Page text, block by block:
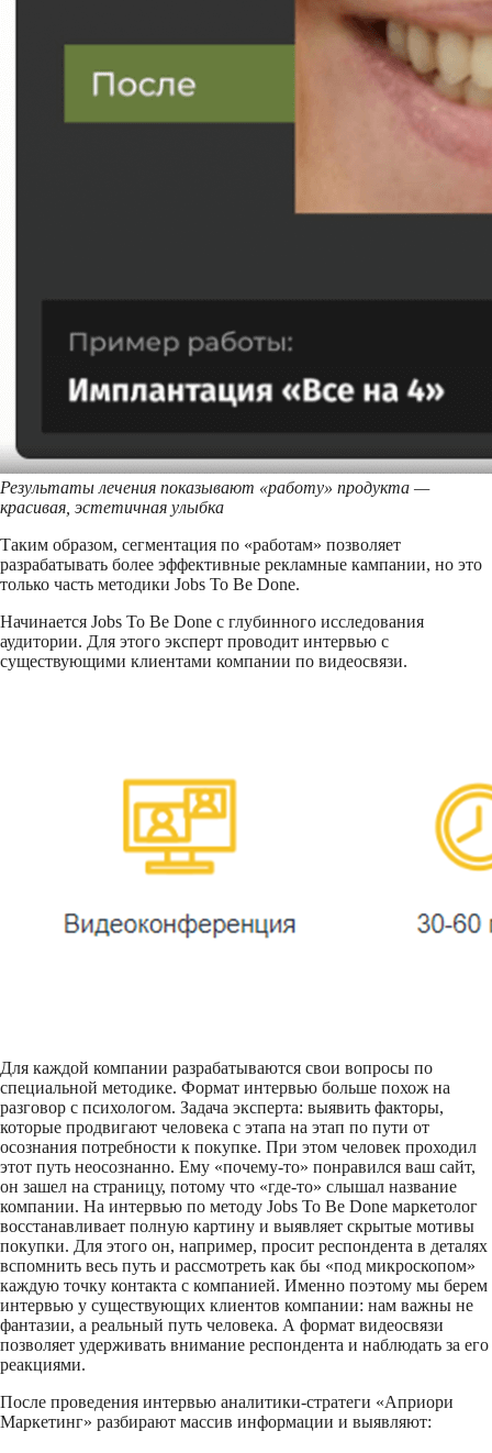
Результаты лечения показывают «работу» продукта —
красивая, эстетичная улыбка
Таким образом, сегментация по «работам» позволяет
разрабатывать более эффективные рекламные кампании, но это
только часть методики Jobs To Be Done.
Начинается Jobs To Be Done с глубинного исследования
аудитории. Для этого эксперт проводит интервью с
существующими клиентами компании по видеосвязи.
Для каждой компании разрабатываются свои вопросы по
специальной методике. Формат интервью больше похож на
разговор с психологом. Задача эксперта: выявить факторы,
которые продвигают человека с этапа на этап по пути от
осознания потребности к покупке. При этом человек проходил
этот путь неосознанно. Ему «почему-то» понравился ваш сайт,
он зашел на страницу, потому что «где-то» слышал название
компании. На интервью по методу Jobs To Be Done маркетолог
восстанавливает полную картину и выявляет скрытые мотивы
покупки. Для этого он, например, просит респондента в деталях
вспомнить весь путь и рассмотреть как бы «под микроскопом»
каждую точку контакта с компанией. Именно поэтому мы берем
интервью у существующих клиентов компании: нам важны не
фантазии, а реальный путь человека. А формат видеосвязи
позволяет удерживать внимание респондента и наблюдать за его
реакциями.
После проведения интервью аналитики-стратеги «Априори
Маркетинг» разбирают массив информации и выявляют: